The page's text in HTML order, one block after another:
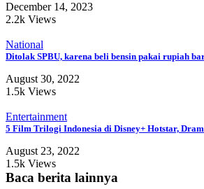
December 14, 2023
2.2k Views
National
Ditolak SPBU, karena beli bensin pakai rupiah
August 30, 2022
1.5k Views
Entertainment
5 Film Trilogi Indonesia di Disney+ Hotstar,
August 23, 2022
1.5k Views
Baca berita lainnya